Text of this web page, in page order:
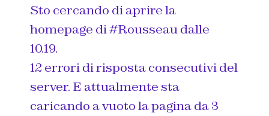
Sto cercando di aprire la
homepage di#Rousseaudalle
10.19.
12 errori di risposta consecutivi del
server. E attualmente sta
caricando a vuoto la pagina da 3